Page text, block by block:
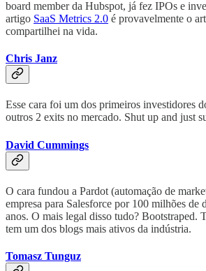
board member da Hubspot, já fez IPOs e
artigo SaaS Metrics 2.0 é provavelmente o
compartilhei na vida.
Chris Janz
Esse cara foi um dos primeiros investidores
outros 2 exits no mercado. Shut up and just
David Cummings
O cara fundou a Pardot (automação de
empresa para Salesforce por 100 milhões de
anos. O mais legal disso tudo? Bootstraped.
tem um dos blogs mais ativos da indústria.
Tomasz Tunguz